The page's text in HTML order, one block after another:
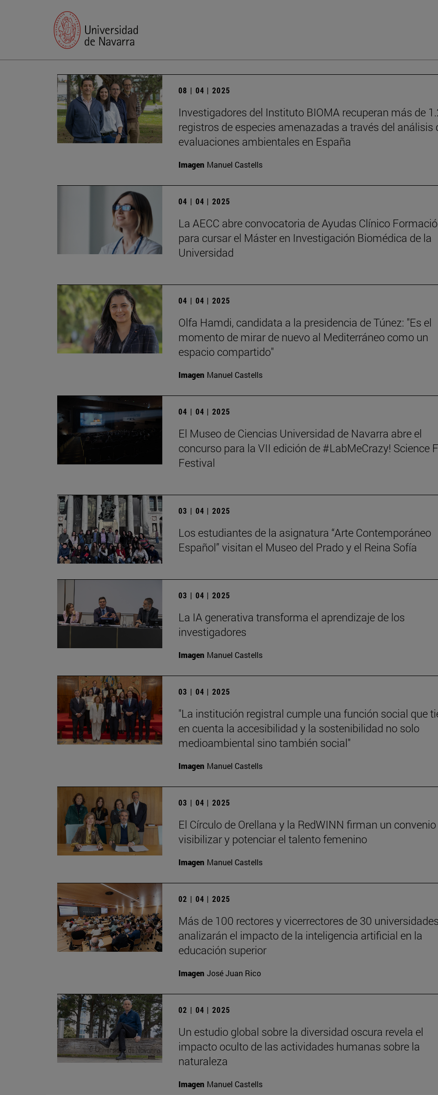
08 | 04 | 2025
Investigadores del Instituto BIOMA recuperan más de
registros de especies amenazadas a través del análisis
evaluaciones ambientales en España
Imagen Manuel Castells
04 | 04 | 2025
La AECC abre convocatoria de Ayudas Clínico
para cursar el Máster en Investigación Biomédica de la
Universidad
04 | 04 | 2025
Olfa Hamdi, candidata a la presidencia de Túnez: "Es el
momento de mirar de nuevo al Mediterráneo como un
espacio compartido"
Imagen Manuel Castells
04 | 04 | 2025
El Museo de Ciencias Universidad de Navarra abre el
concurso para la VII edición de #LabMeCrazy! Science
Festival
03 | 04 | 2025
Los estudiantes de la asignatura “Arte Contemporáneo
Español” visitan el Museo del Prado y el Reina Sofía
03 | 04 | 2025
La IA generativa transforma el aprendizaje de los
investigadores
Imagen Manuel Castells
03 | 04 | 2025
"La institución registral cumple una función social que
en cuenta la accesibilidad y la sostenibilidad no solo
medioambiental sino también social"
Imagen Manuel Castells
03 | 04 | 2025
El Círculo de Orellana y la RedWINN firman un
visibilizar y potenciar el talento femenino
Imagen Manuel Castells
02 | 04 | 2025
Más de 100 rectores y vicerrectores de 30
analizarán el impacto de la inteligencia artificial en la
educación superior
Imagen José Juan Rico
02 | 04 | 2025
Un estudio global sobre la diversidad oscura revela el
impacto oculto de las actividades humanas sobre la
naturaleza
Imagen Manuel Castells